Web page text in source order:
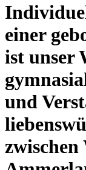
einer
ist unser
und
zwischen